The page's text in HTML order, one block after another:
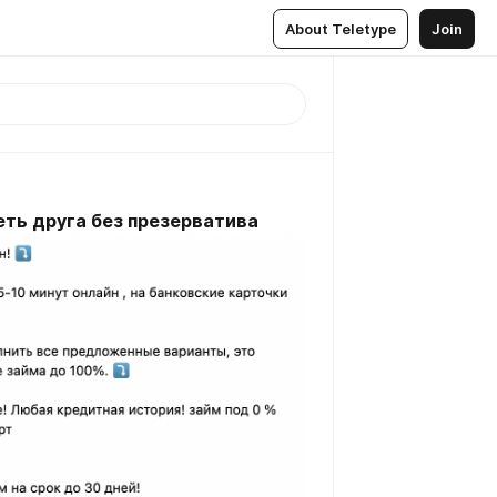
About Teletype Join
друга без презерватива